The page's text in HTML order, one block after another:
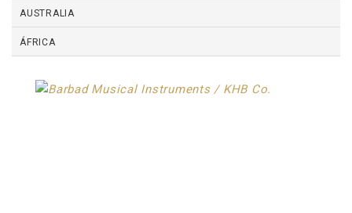
AUSTRALIA
ÁFRICA